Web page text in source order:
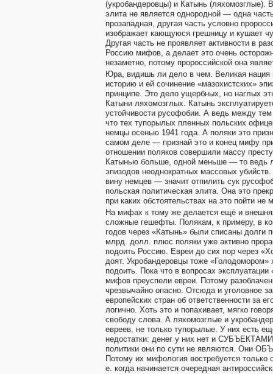
(укробандеровцы) и Катынь (ляхомозглые).
элита не является однородной — одна
прозападная, другая часть условно
изображает кающуюся грешницу и кушает
Другая часть не проявляет активности в
Россию мифов, а делает это очень
незаметно, потому пророссийской она
Юра, видишь ли дело в чем. Великая нация
историю и ей сочинение «мазохистских»
принципе. Это дело ущербных, но наглых
Катыни ляхомозглых. Катынь
устойчивости русофобии. А ведь между тем
что тех тупорылых пленных польских
немцы осенью 1941 года. А поляки это
самом деле — признай это и конец мифу
отношении поляков совершили массу
Катынью больше, одной меньше — то ведь
эпизодов неоднократных массовых
вину немцев — значит отпилить сук
польская политическая элита. Она это
при каких обстоятельствах на это пойти не
На мифах к тому же делается ещё и
сложные гешефты. Полякам, к примеру, в
годов через «Катынь» были списаны долги
млрд. долл. плюс поляки уже активно
подоить Россию. Евреи до сих пор через
доят. Укробандеровцы тоже «Голодомором»
подоить. Пока что в вопросах эксплуатации
мифов преуспели евреи. Потому
чрезвычайно опасно. Отсюда и уголовное
европейских стран об ответственности за
логично. Хоть это и попахивает, мягко
свободу слова. А ляхомозглые и
евреев, не только тупорылые. У них есть
недостатки: денег у них нет и
политики они по сути не являются. Они
Потому их мифология востребуется только
е. когда начинается очередная